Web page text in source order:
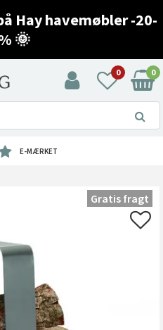
Hay havemøbler -20-
🌞
0 0
E-MÆRKET
Gratis fragt